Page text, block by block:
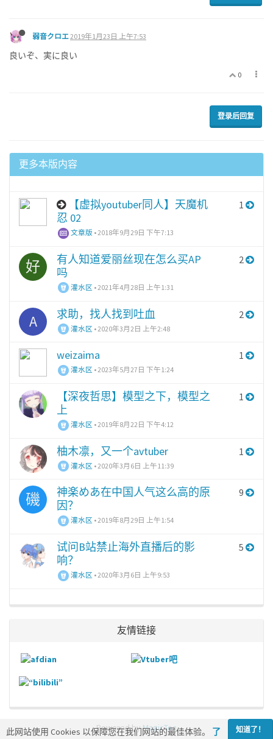
弱音クロエ2019年1月23日 上午7:53
良いぞ、実に良い
0
登录后回复
更多本版内容
【虚拟youtuber同人】天魔机
忍 02
文章版 •2018年9月29日 下午7:13
1
好
有人知道爱丽丝现在怎么买AP
吗
灌水区 •2021年4月28日 上午1:31
2
A 求助，找人找到吐血
灌水区 •2020年3月2日 上午2:48
2
weizaima
灌水区 •2023年5月27日 下午1:24
1
【深夜哲思】模型之下，模型之
上
灌水区 •2019年8月22日 下午4:12
1
柚木凛，又一个avtuber
灌水区 •2020年3月6日 上午11:39
1
磯
神楽めあ在中国人气这么高的原
因？
灌水区 •2019年8月29日 上午1:54
9
试问B站禁止海外直播后的影
响？
灌水区 •2020年3月6日 上午9:53
5
友情链接
Powered byMagicTea 知道了！
此网站使用 Cookies 以保障您在我们网站的最佳体验。 了